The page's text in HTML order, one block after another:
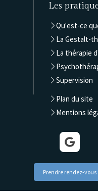
Les
Qu'est-ce
La Gestalt-
La thérapie
Supervision
Plan du site
Mentions
Prendre rendez-vous